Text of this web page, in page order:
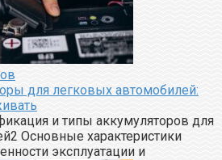
для легковых автомобилей:
и типы аккумуляторов для
Основные характеристики
эксплуатации и